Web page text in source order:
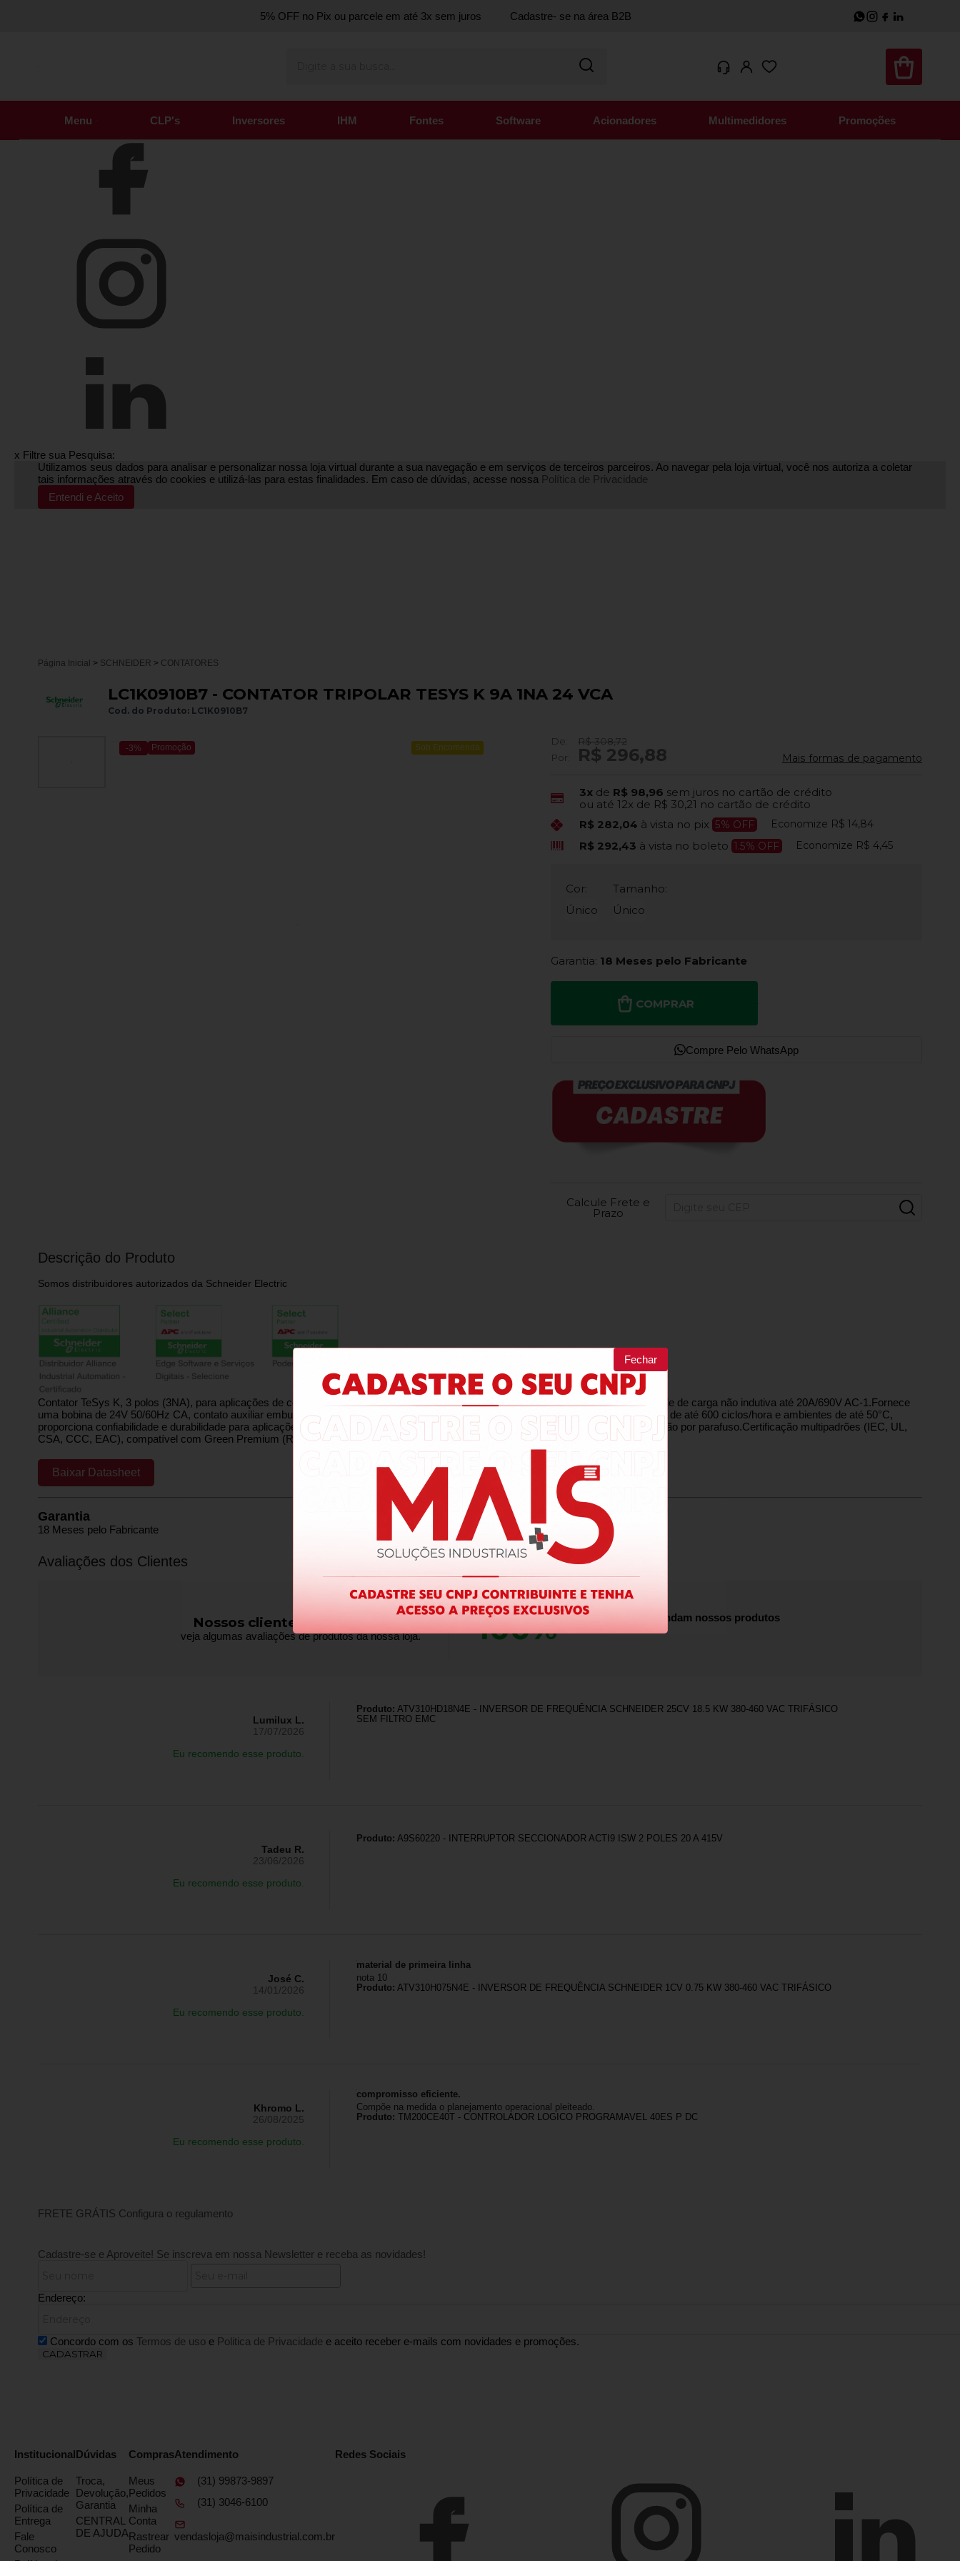
Favoritos
x Filtre sua Pesquisa:
Utilizamos seus dados para analisar e personalizar nossa loja virtual durante a sua navegação e em serviços de terceiros parceiros. Ao navegar pela loja virtual, você nos autoriza a coletar
tais informações através do cookies e utilizá-las para estas finalidades. Em caso de dúvidas, acesse nossa Política de Privacidade
Entendi e Aceito
5% OFF no Pix ou parcele em até 3x sem juros Cadastre- se na área B2B
Menu CLP's Inversores IHM Fontes Software Acionadores Multimedidores Promoções
Página Inicial > SCHNEIDER > CONTATORES
LC1K0910B7 - CONTATOR TRIPOLAR TESYS K 9A 1NA 24 VCA
Cod. do Produto: LC1K0910B7
-3% Promoção Sob Encomenda
De:
R$ 308,72
Por:
R$ 296,88 Mais formas de pagamento
3x de R$ 98,96 sem juros no cartão de crédito
ou até12x de R$ 30,21 no cartão de crédito
R$ 282,04 à vista no pix 5% OFF Economize R$ 14,84
R$ 292,43 à vista no boleto 1.5% OFF Economize R$ 4,45
Cor:
Único
Tamanho:
Único
Garantia: 18 Meses pelo Fabricante
COMPRAR
Compre Pelo WhatsApp
Calcule Frete e
Prazo
Descrição do Produto
Somos distribuidores autorizados da Schneider Electric
Contator TeSys K, 3 polos (3NA), para aplicações de controle de motores até 9A/690V AC-3 (4kW@400V),,e para aplicações de controle de carga não indutiva até 20A/690V AC-1.Fornece
uma bobina de 24V 50/60Hz CA, contato auxiliar embutido 1NA, conexão por terminais de grampo de parafuso.Para taxas de operação de até 600 ciclos/hora e ambientes de até 50°C,
proporciona confiabilidade e durabilidade para aplicações padrão.Muito compacto (largura de 45 mm), montagem em trilho DIN ou fixação por parafuso.Certificação multipadrões (IEC, UL,
CSA, CCC, EAC), compatível com Green Premium (RoHS/REACh).
Baixar Datasheet
Garantia
18 Meses pelo Fabricante
Avaliações dos Clientes
Nossos clientes falam por nós!
veja algumas avaliações de produtos da nossa loja. 100% dos clientes recomendam nossos produtos
Lumilux L.
17/07/2026
Eu recomendo esse produto.
Produto: ATV310HD18N4E - INVERSOR DE FREQUÊNCIA SCHNEIDER 25CV 18.5 KW 380-460 VAC TRIFÁSICO
SEM FILTRO EMC
Tadeu R.
23/06/2026
Eu recomendo esse produto.
Produto: A9S60220 - INTERRUPTOR SECCIONADOR ACTI9 ISW 2 POLES 20 A 415V
José C.
14/01/2026
Eu recomendo esse produto.
material de primeira linha
nota 10
Produto: ATV310H075N4E - INVERSOR DE FREQUÊNCIA SCHNEIDER 1CV 0.75 KW 380-460 VAC TRIFÁSICO
Khromo L.
26/08/2025
Eu recomendo esse produto.
compromisso eficiente.
Compõe na medida o planejamento operacional pleiteado.
Produto: TM200CE40T - CONTROLADOR LOGICO PROGRAMAVEL 40ES P DC
FRETE GRÁTIS Configura o regulamento
Cadastre-se e Aproveite! Se inscreva em nossa Newsletter e receba as novidades!
Endereço:
Concordo com os Termos de uso e Politica de Privacidade e aceito receber e-mails com novidades e promoções.
CADASTRAR
Institucional
Política de
Privacidade
Política de
Entrega
Fale
Conosco
Dúvidas
Troca,
Devolução,
Garantia
CENTRAL
DE AJUDA
Compras
Meus
Pedidos
Minha
Conta
Rastrear
Pedido
Atendimento
(31) 99873-9897
(31) 3046-6100
vendasloja@maisindustrial.com.br
Redes Sociais
Fechar